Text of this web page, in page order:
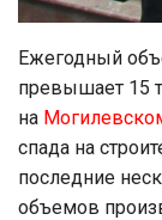
Ежегодный
превышает 15
на
спада на
последние
объемов